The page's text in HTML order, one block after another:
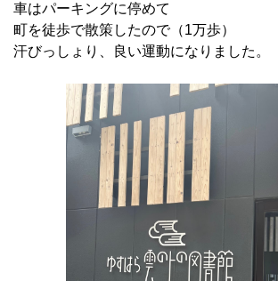
車はパーキングに停めて
町を徒歩で散策したので（1万歩）
汗びっしょり、良い運動になりました。